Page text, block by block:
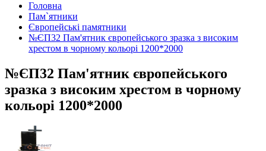
Головна
Пам`ятники
Європейські памятники
№ЄП32 Пам'ятник європейського зразка з високим
хрестом в чорному кольорі 1200*2000
№ЄП32 Пам'ятник європейського
зразка з високим хрестом в чорному
кольорі 1200*2000